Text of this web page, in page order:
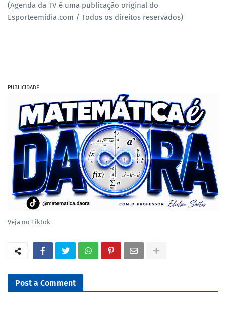
(Agenda da TV é uma publicação original do
Esporteemidia.com / Todos os direitos reservados)
PUBLICIDADE
Veja no Tiktok
Post a Comment